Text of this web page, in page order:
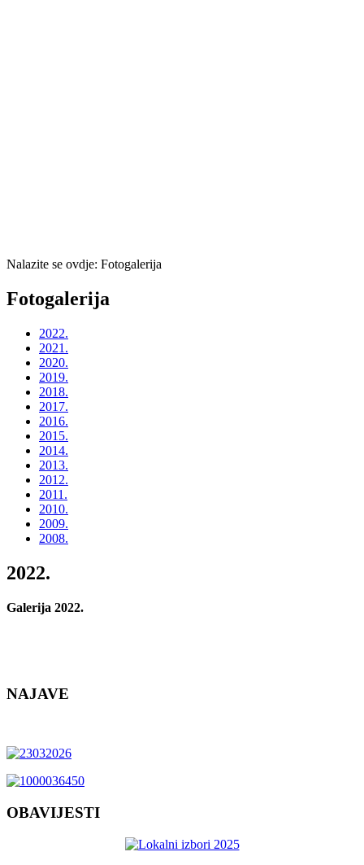
Nalazite se ovdje: Fotogalerija
Fotogalerija
2022.
2021.
2020.
2019.
2018.
2017.
2016.
2015.
2014.
2013.
2012.
2011.
2010.
2009.
2008.
2022.
Galerija 2022.
NAJAVE
OBAVIJESTI